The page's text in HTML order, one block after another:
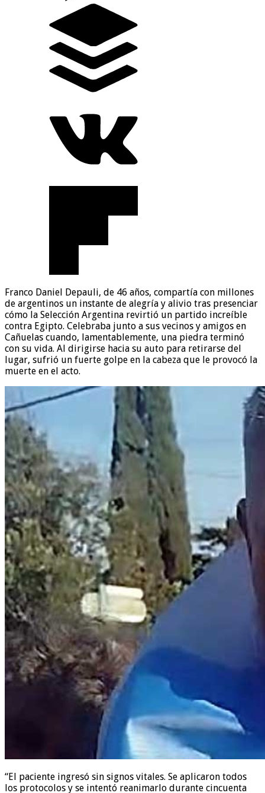
Franco Daniel Depauli, de 46 años, compartía con millones
de argentinos un instante de alegría y alivio tras presenciar
cómo la Selección Argentina revirtió un partido increíble
contra Egipto. Celebraba junto a sus vecinos y amigos en
Cañuelas cuando, lamentablemente, una piedra terminó
con su vida. Al dirigirse hacia su auto para retirarse del
lugar, sufrió un fuerte golpe en la cabeza que le provocó la
muerte en el acto.
“El paciente ingresó sin signos vitales. Se aplicaron todos
los protocolos y se intentó reanimarlo durante cincuenta